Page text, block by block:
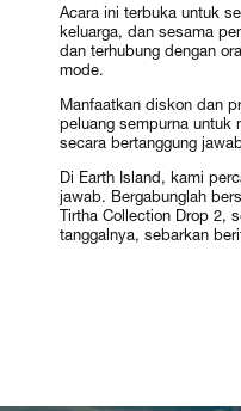
Acara ini terbuka untuk
keluarga, dan sesama
dan terhubung dengan
mode.
Manfaatkan diskon dan
peluang sempurna untuk
secara bertanggung
Di Earth Island, kami
jawab. Bergabunglah
Tirtha Collection Drop 2,
tanggalnya, sebarkan